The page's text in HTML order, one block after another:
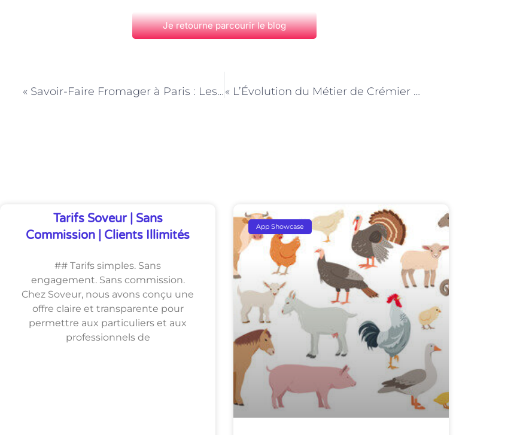
Je retourne parcourir le blog
« Savoir-Faire Fromager à Paris : Les Secrets d’un Crémier » « L’Évolution du Métier de Crémier à Paris : Tradition et Innovation »
Tarifs Soveur | Sans
Commission | Clients Illimités
## Tarifs simples. Sans
engagement. Sans commission.
Chez Soveur, nous avons conçu une
offre claire et transparente pour
permettre aux particuliers et aux
professionnels de
App Showcase